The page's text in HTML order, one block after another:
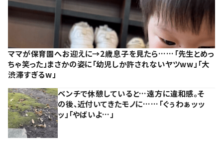
ママが保育園へお迎えに→2歳息子を見たら……「先生とめっ
ちゃ笑った」まさかの姿に「幼児しか許されないヤツww」「大
渋滞すぎるw」
ベンチで休憩していると…遠方に違和感。そ
の後、近付いてきたモノに……「ぐぅわぁッッ
ッ」「やばいよ…」